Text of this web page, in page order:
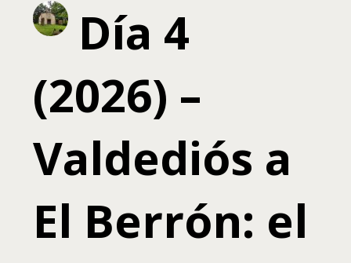
Día 4
(2026) –
Valdediós a
El Berrón: el